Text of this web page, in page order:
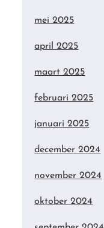
mei 2025
april 2025
maart 2025
februari 2025
januari 2025
december 2024
november 2024
oktober 2024